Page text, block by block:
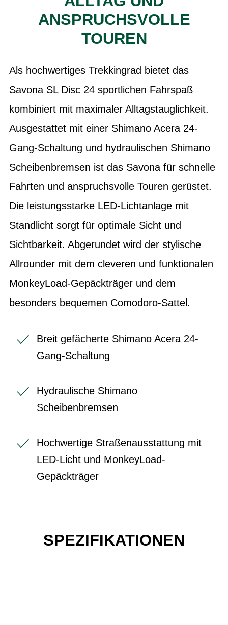
ANSPRUCHSVOLLE
TOUREN
Als hochwertiges Trekkingrad bietet das
Savona SL Disc 24 sportlichen Fahrspaß
kombiniert mit maximaler Alltagstauglichkeit.
Ausgestattet mit einer Shimano Acera 24-
Gang-Schaltung und hydraulischen Shimano
Scheibenbremsen ist das Savona für schnelle
Fahrten und anspruchsvolle Touren gerüstet.
Die leistungsstarke LED-Lichtanlage mit
Standlicht sorgt für optimale Sicht und
Sichtbarkeit. Abgerundet wird der stylische
Allrounder mit dem cleveren und funktionalen
MonkeyLoad-Gepäckträger und dem
besonders bequemen Comodoro-Sattel.
Breit gefächerte Shimano Acera 24-
Gang-Schaltung
Hydraulische Shimano
Scheibenbremsen
Hochwertige Straßenausstattung mit
LED-Licht und MonkeyLoad-
Gepäckträger
SPEZIFIKATIONEN